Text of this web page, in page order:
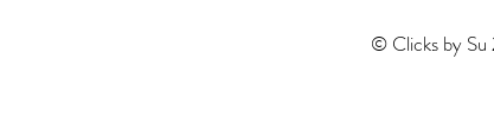
© Clicks by